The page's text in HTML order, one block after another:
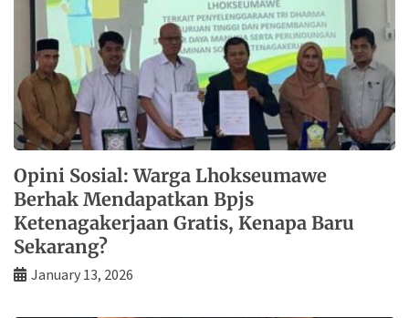
Opini Sosial: Warga Lhokseumawe
Berhak Mendapatkan Bpjs
Ketenagakerjaan Gratis, Kenapa Baru
Sekarang?
January 13, 2026